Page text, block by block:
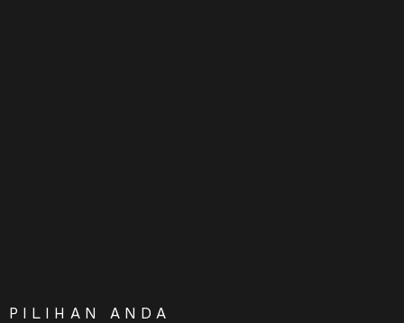
PILIHAN ANDA